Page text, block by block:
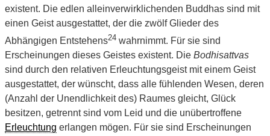
existent. Die edlen alleinverwirklichenden Buddhas sind mit
einen Geist ausgestattet, der die zwölf Glieder des
Abhängigen Entstehens24 wahrnimmt. Für sie sind
Erscheinungen dieses Geistes existent. Die Bodhisattvas
sind durch den relativen Erleuchtungsgeist mit einem Geist
ausgestattet, der wünscht, dass alle fühlenden Wesen, deren
(Anzahl der Unendlichkeit des) Raumes gleicht, Glück
besitzen, getrennt sind vom Leid und die unübertroffene
Erleuchtung erlangen mögen. Für sie sind Erscheinungen